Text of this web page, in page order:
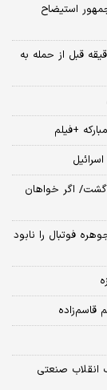
استیضاح
هواپیمایی: گزارش ورود هواگردها ٣٠ دقیقه قبل از حمله به
+فیلم
گشت/ اگر خواهان
فوتبال را نابود
انقلاب صنعتی